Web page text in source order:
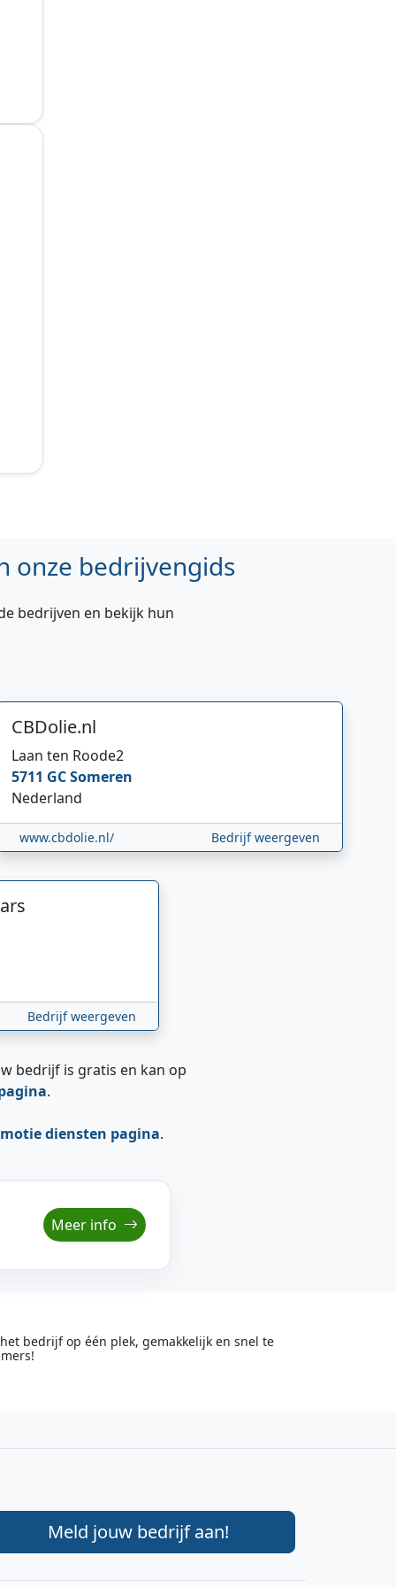
onze bedrijvengids
bedrijven en bekijk hun
CBDolie.nl
Laan ten Roode2
5711 GCSomeren
Nederland
www.cbdolie.nl/ Bedrijf weergeven
Bedrijf weergeven
bedrijf is gratis en kan op
.
diensten pagina.
Meer info
bedrijf op één plek, gemakkelijk en snel te
Meld jouw bedrijf aan!